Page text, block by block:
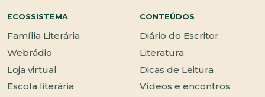
ECOSSISTEMA
Família Literária
Webrádio
Loja virtual
Escola literária
CONTEÚDOS
Diário do Escritor
Literatura
Dicas de Leitura
Vídeos e encontros